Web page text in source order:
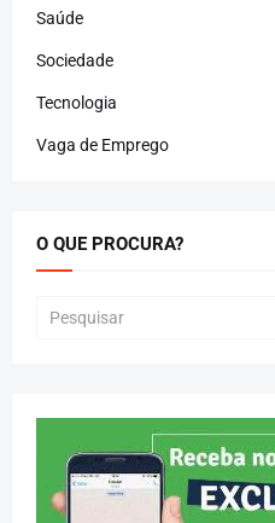
Saúde
Sociedade
Tecnologia
Vaga de Emprego
O QUE PROCURA?